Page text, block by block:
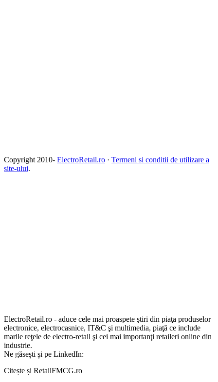
Copyright 2010- ElectroRetail.ro · Termeni si conditii de utilizare a
site-ului.
ElectroRetail.ro - aduce cele mai proaspete ştiri din piaţa produselor
electronice, electrocasnice, IT&C şi multimedia, piaţă ce include
marile reţele de electro-retail şi cei mai importanţi retaileri online din
industrie.
Ne găsești și pe LinkedIn:
Citește și RetailFMCG.ro